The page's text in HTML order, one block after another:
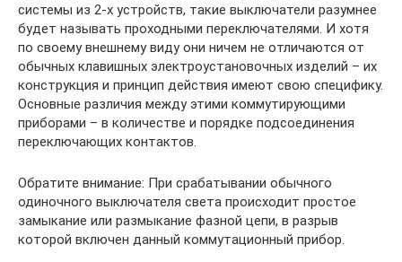
системы из 2-х устройств, такие выключатели разумнее
будет называть проходными переключателями. И хотя
по своему внешнему виду они ничем не отличаются от
обычных клавишных электроустановочных изделий – их
конструкция и принцип действия имеют свою специфику.
Основные различия между этими коммутирующими
приборами – в количестве и порядке подсоединения
переключающих контактов.
Обратите внимание: При срабатывании обычного
одиночного выключателя света происходит простое
замыкание или размыкание фазной цепи, в разрыв
которой включен данный коммутационный прибор.